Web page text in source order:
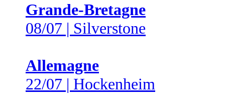
Grande-Bretagne
08/07 | Silverstone
Allemagne
22/07 | Hockenheim